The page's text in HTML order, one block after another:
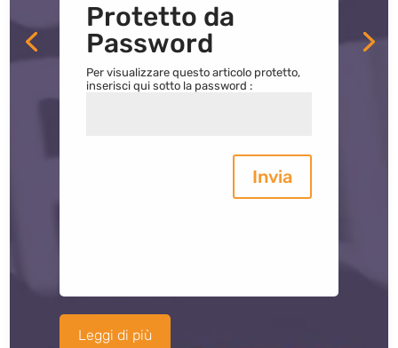
Protetto da
Password
Per visualizzare questo articolo protetto,
inserisci qui sotto la password :
Invia
Leggi di più